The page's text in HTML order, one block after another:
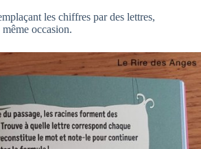
les chiffres par des lettres,
occasion.